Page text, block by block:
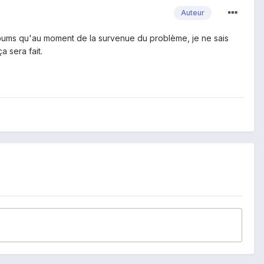
Auteur
qu'au moment de la survenue du problème, je ne sais
sera fait.